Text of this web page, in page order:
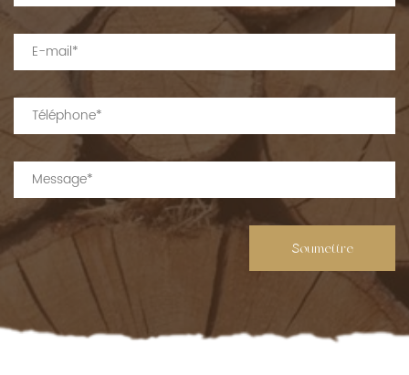
Soumettre